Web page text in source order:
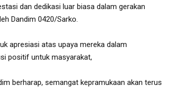
dan dedikasi luar biasa dalam gerakan
Dandim 0420/Sarko.
apresiasi atas upaya mereka dalam
positif untuk masyarakat,
berharap, semangat kepramukaan akan terus